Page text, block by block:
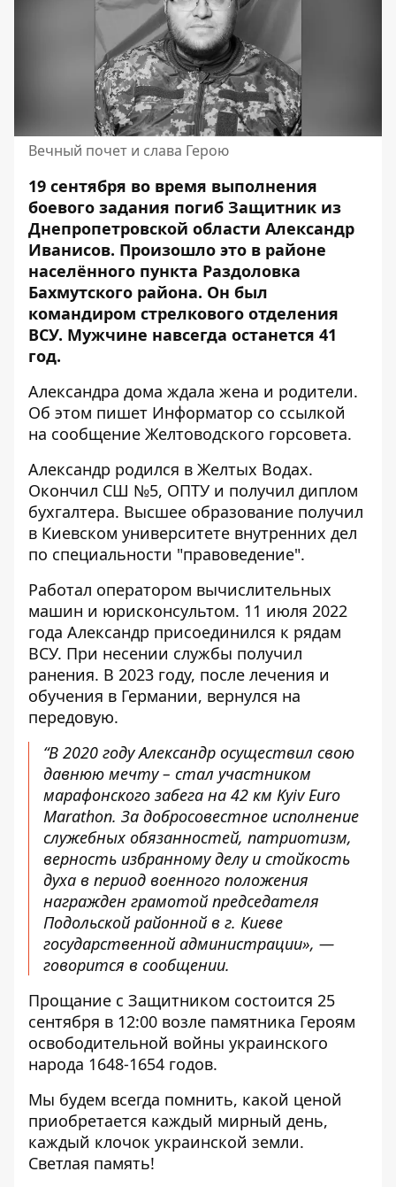
Вечный почет и слава Герою
19 сентября во время выполнения
боевого задания погиб Защитник из
Днепропетровской области Александр
Иванисов. Произошло это в районе
населённого пункта Раздоловка
Бахмутского района. Он был
командиром стрелкового отделения
ВСУ. Мужчине навсегда останется 41
год.
Александра дома ждала жена и родители.
Об этом пишет Информатор со ссылкой
на сообщение Желтоводского горсовета.
Александр родился в Желтых Водах.
Окончил СШ №5, ОПТУ и получил диплом
бухгалтера. Высшее образование получил
в Киевском университете внутренних дел
по специальности "правоведение".
Работал оператором вычислительных
машин и юрисконсультом. 11 июля 2022
года Александр присоединился к рядам
ВСУ. При несении службы получил
ранения. В 2023 году, после лечения и
обучения в Германии, вернулся на
передовую.
“В 2020 году Александр осуществил свою
давнюю мечту – стал участником
марафонского забега на 42 км Kyiv Euro
Marathon. За добросовестное исполнение
служебных обязанностей, патриотизм,
верность избранному делу и стойкость
духа в период военного положения
награжден грамотой председателя
Подольской районной в г. Киеве
государственной администрации», —
говорится в сообщении.
Прощание с Защитником состоится 25
сентября в 12:00 возле памятника Героям
освободительной войны украинского
народа 1648-1654 годов.
Мы будем всегда помнить, какой ценой
приобретается каждый мирный день,
каждый клочок украинской земли.
Светлая память!